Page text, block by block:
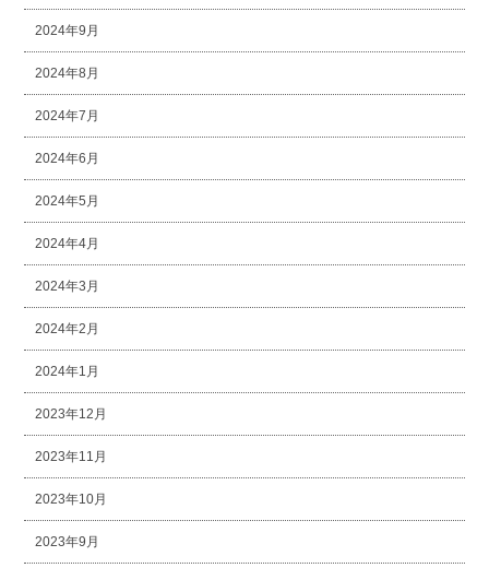
2024年9月
2024年8月
2024年7月
2024年6月
2024年5月
2024年4月
2024年3月
2024年2月
2024年1月
2023年12月
2023年11月
2023年10月
2023年9月